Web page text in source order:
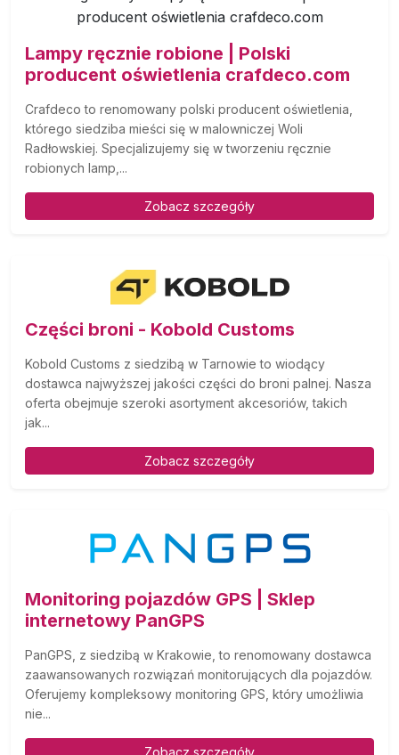
Lampy ręcznie robione | Polski
producent oświetlenia crafdeco.com
Crafdeco to renomowany polski producent oświetlenia,
którego siedziba mieści się w malowniczej Woli
Radłowskiej. Specjalizujemy się w tworzeniu ręcznie
robionych lamp,...
Zobacz szczegóły
Części broni - Kobold Customs
Kobold Customs z siedzibą w Tarnowie to wiodący
dostawca najwyższej jakości części do broni palnej. Nasza
oferta obejmuje szeroki asortyment akcesoriów, takich
jak...
Zobacz szczegóły
Monitoring pojazdów GPS | Sklep
internetowy PanGPS
PanGPS, z siedzibą w Krakowie, to renomowany dostawca
zaawansowanych rozwiązań monitorujących dla pojazdów.
Oferujemy kompleksowy monitoring GPS, który umożliwia
nie...
Zobacz szczegóły